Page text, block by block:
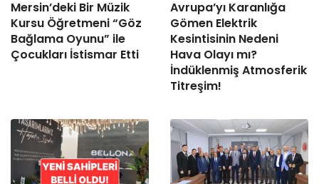
Mersin’deki Bir Müzik
Kursu Öğretmeni “Göz
Bağlama Oyunu” ile
Çocukları İstismar Etti
Avrupa’yı Karanlığa
Gömen Elektrik
Kesintisinin Nedeni
Hava Olayı mı?
İndüklenmiş Atmosferik
Titreşim!